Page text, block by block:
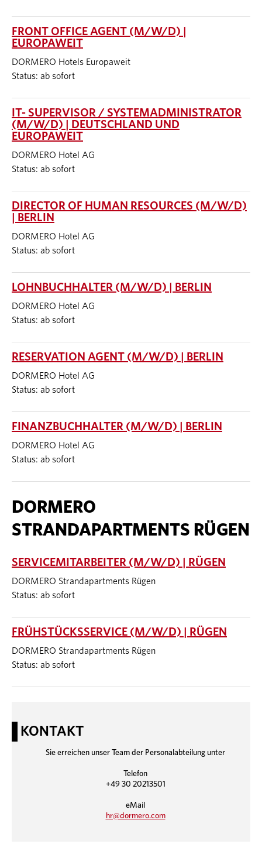
FRONT OFFICE AGENT (M/W/D) |
EUROPAWEIT
DORMERO Hotels Europaweit
Status: ab sofort
IT- SUPERVISOR / SYSTEMADMINISTRATOR
(M/W/D) | DEUTSCHLAND UND
EUROPAWEIT
DORMERO Hotel AG
Status: ab sofort
DIRECTOR OF HUMAN RESOURCES (M/W/D)
| BERLIN
DORMERO Hotel AG
Status: ab sofort
LOHNBUCHHALTER (M/W/D) | BERLIN
DORMERO Hotel AG
Status: ab sofort
RESERVATION AGENT (M/W/D) | BERLIN
DORMERO Hotel AG
Status: ab sofort
FINANZBUCHHALTER (M/W/D) | BERLIN
DORMERO Hotel AG
Status: ab sofort
DORMERO
STRANDAPARTMENTS RÜGEN
SERVICEMITARBEITER (M/W/D) | RÜGEN
DORMERO Strandapartments Rügen
Status: ab sofort
FRÜHSTÜCKSSERVICE (M/W/D) | RÜGEN
DORMERO Strandapartments Rügen
Status: ab sofort
KONTAKT
Sie erreichen unser Team der Personalabteilung unter
Telefon
+49 30 20213501
eMail
hr@dormero.com